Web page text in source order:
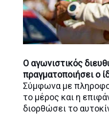
Ο αγωνιστικός
πραγματοποιήσει ο
Σύμφωνα με
το μέρος και η
διορθώσει το